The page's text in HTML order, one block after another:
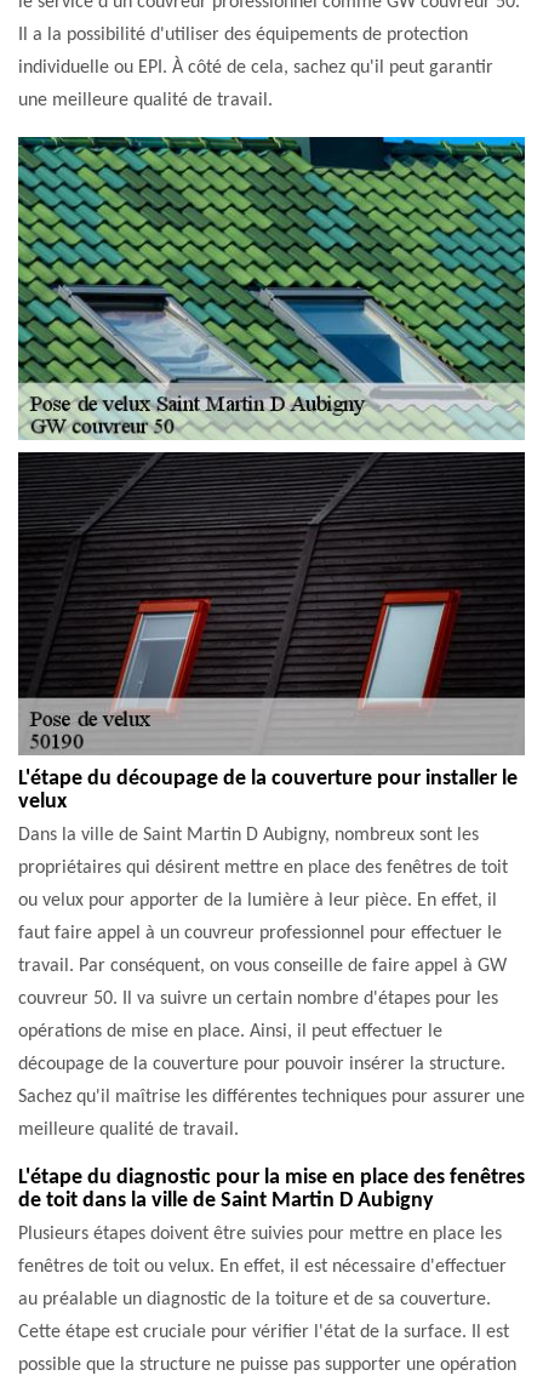
Il a la possibilité d'utiliser des équipements de protection
individuelle ou EPI. À côté de cela, sachez qu'il peut garantir
une meilleure qualité de travail.
L'étape du découpage de la couverture pour installer le
velux
Dans la ville de Saint Martin D Aubigny, nombreux sont les
propriétaires qui désirent mettre en place des fenêtres de toit
ou velux pour apporter de la lumière à leur pièce. En effet, il
faut faire appel à un couvreur professionnel pour effectuer le
travail. Par conséquent, on vous conseille de faire appel à GW
couvreur 50. Il va suivre un certain nombre d'étapes pour les
opérations de mise en place. Ainsi, il peut effectuer le
découpage de la couverture pour pouvoir insérer la structure.
Sachez qu'il maîtrise les différentes techniques pour assurer une
meilleure qualité de travail.
L'étape du diagnostic pour la mise en place des fenêtres
de toit dans la ville de Saint Martin D Aubigny
Plusieurs étapes doivent être suivies pour mettre en place les
fenêtres de toit ou velux. En effet, il est nécessaire d'effectuer
au préalable un diagnostic de la toiture et de sa couverture.
Cette étape est cruciale pour vérifier l'état de la surface. Il est
possible que la structure ne puisse pas supporter une opération